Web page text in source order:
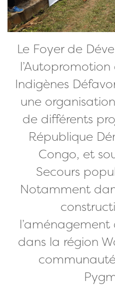
Le Foyer de
Indigènes
une
de différents
République
Congo, et
Secours
Notamment
dans la région